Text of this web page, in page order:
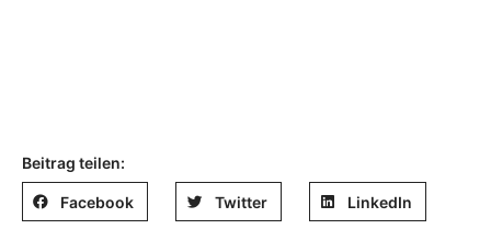
Beitrag teilen:
Facebook Twitter LinkedIn